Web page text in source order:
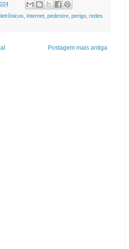
internet, pedestre, perigo, redes
Postagem mais antiga